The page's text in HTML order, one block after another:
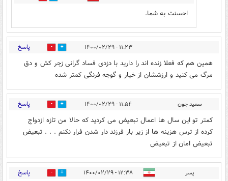
احسنت به شما.
۱۱:۲۳ - ۱۴۰۰/۰۲/۲۹ 6 پاسخ
همین هم که فعلا زنده اند را دارید با دزدی فساد گرانی زجر کش و دق
مرگ می کنید و ارزششان از خیار و گوجه فرنگی کمتر شده
سعید جون ۱۱:۵۴ - ۱۴۰۰/۰۲/۲۹ 9 پاسخ
کمتر تو این سال ها اعمال تبعیض می کردید که حالا من تازه ازدواج
کرده از ترس هزینه ها از زیر بار فرزند دار شدن فرار نکنم . . . تبعیض
تبعیض امان از تبعیض
پسر ۱۲:۳۸ - ۱۴۰۰/۰۲/۲۹ 9 پاسخ